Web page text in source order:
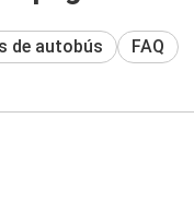
de autobús FAQ